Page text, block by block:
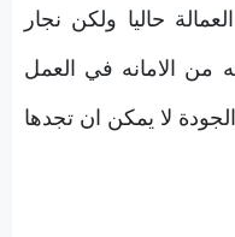
حاليا ولكن نجار
من الامانه في العمل
لا يمكن ان تجدها